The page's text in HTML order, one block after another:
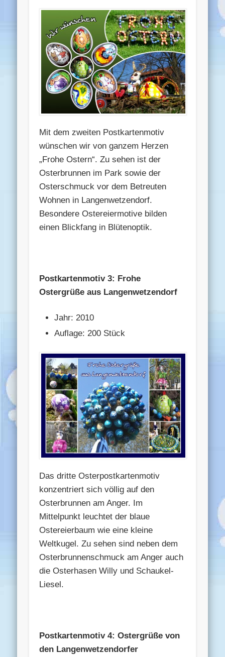
Mit dem zweiten Postkartenmotiv
wünschen wir von ganzem Herzen
„Frohe Ostern“. Zu sehen ist der
Osterbrunnen im Park sowie der
Osterschmuck vor dem Betreuten
Wohnen in Langenwetzendorf.
Besondere Ostereiermotive bilden
einen Blickfang in Blütenoptik.
Postkartenmotiv 3: Frohe
Ostergrüße aus Langenwetzendorf
Jahr: 2010
Auflage: 200 Stück
Das dritte Osterpostkartenmotiv
konzentriert sich völlig auf den
Osterbrunnen am Anger. Im
Mittelpunkt leuchtet der blaue
Ostereierbaum wie eine kleine
Weltkugel. Zu sehen sind neben dem
Osterbrunnenschmuck am Anger auch
die Osterhasen Willy und Schaukel-
Liesel.
Postkartenmotiv 4: Ostergrüße von
den Langenwetzendorfer